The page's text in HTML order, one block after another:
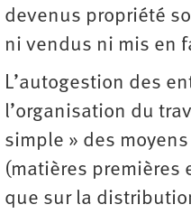
devenus propriété
ni vendus ni mis en
L’autogestion des
l’organisation du
simple » des
(matières premières
que sur la